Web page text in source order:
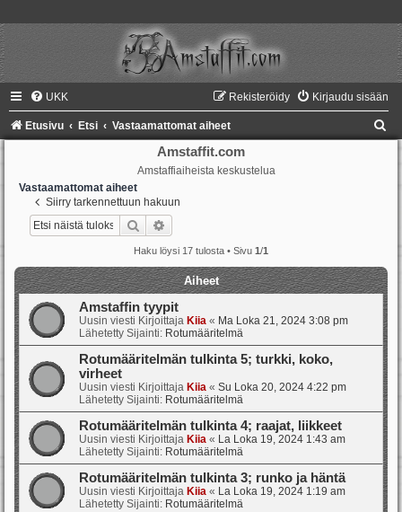
UKK Kirjaudu sisään
Rekisteröidy
Etusivu Etsi Vastaamattomat aiheet
Amstaffit.com
Amstaffiaiheista keskustelua
Vastaamattomat aiheet
Siirry tarkennettuun hakuun
Etsi
Haku löysi 17 tulosta • Sivu 1/1
Aiheet
Amstaffin tyypit
Uusin viesti Kirjoittaja Kiia « Ma Loka 21, 2024 3:08 pm
Lähetetty Sijainti: Rotumääritelmä
Rotumääritelmän tulkinta 5; turkki, koko,
virheet
Uusin viesti Kirjoittaja Kiia « Su Loka 20, 2024 4:22 pm
Lähetetty Sijainti: Rotumääritelmä
Rotumääritelmän tulkinta 4; raajat, liikkeet
Uusin viesti Kirjoittaja Kiia « La Loka 19, 2024 1:43 am
Lähetetty Sijainti: Rotumääritelmä
Rotumääritelmän tulkinta 3; runko ja häntä
Uusin viesti Kirjoittaja Kiia « La Loka 19, 2024 1:19 am
Lähetetty Sijainti: Rotumääritelmä